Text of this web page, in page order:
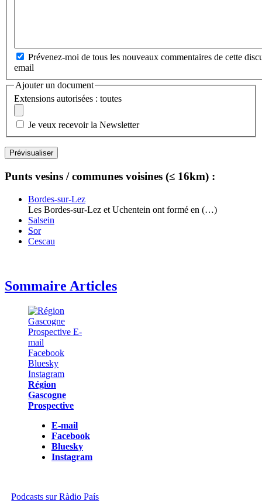
Prévenez-moi de tous les nouveaux commentaires de cette
email
Ajouter un document
Extensions autorisées : toutes
Je veux recevoir la Newsletter
Punts vesins / communes voisines (≤ 16km) :
Bordes-sur-Lez
Les Bordes-sur-Lez et Uchentein ont formé en (…)
Salsein
Sor
Cescau
Sommaire Articles
Région
Gascogne
Prospective
E-mail
Facebook
Bluesky
Instagram
Podcasts sur Ràdio País